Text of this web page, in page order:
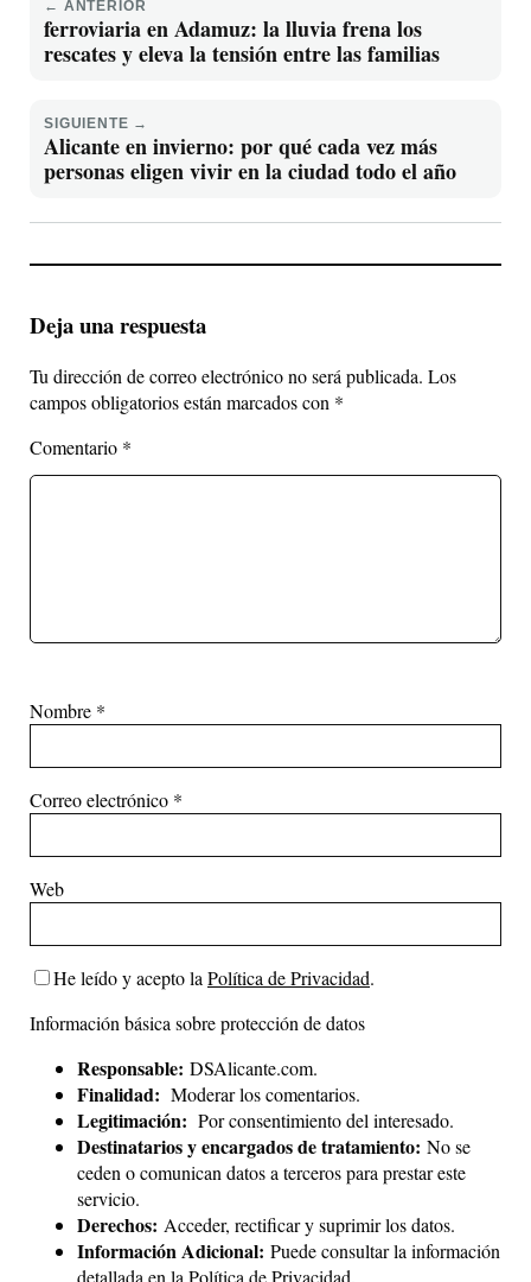
← ANTERIOR
ferroviaria en Adamuz: la lluvia frena los
rescates y eleva la tensión entre las familias
SIGUIENTE →
Alicante en invierno: por qué cada vez más
personas eligen vivir en la ciudad todo el año
Deja una respuesta
Tu dirección de correo electrónico no será publicada. Los
campos obligatorios están marcados con *
Comentario *
Nombre *
Correo electrónico *
Web
He leído y acepto la Política de Privacidad.
Información básica sobre protección de datos
Responsable: DSAlicante.com.
Finalidad: Moderar los comentarios.
Legitimación: Por consentimiento del interesado.
Destinatarios y encargados de tratamiento: No se
ceden o comunican datos a terceros para prestar este
servicio.
Derechos: Acceder, rectificar y suprimir los datos.
Información Adicional: Puede consultar la información
detallada en la Política de Privacidad.